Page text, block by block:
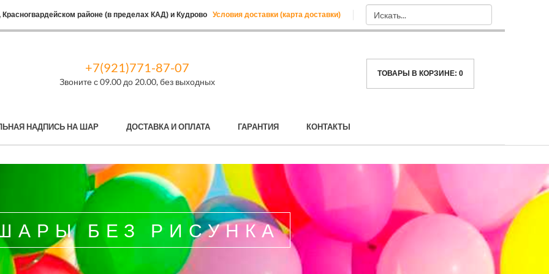
районе (в пределах КАД) и Кудрово Условия доставки (карта доставки)
+7(921)771-87-07
Звоните с 09.00 до 20.00, без выходных
ТОВАРЫ В КОРЗИНЕ: 0
НАДПИСЬ НА ШАР ДОСТАВКА И ОПЛАТА ГАРАНТИЯ КОНТАКТЫ
БЕЗ РИСУНКА